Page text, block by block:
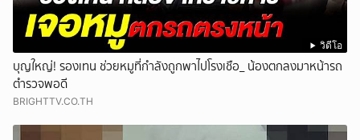
วิดีโอ
บุญใหญ่! รองเทน ช่วยหมูที่กำลังถูกพาไปโรงเชือ_ น้องตกลงมาหน้ารถ
ตำรวจพอดี
BRIGHTTV.CO.TH